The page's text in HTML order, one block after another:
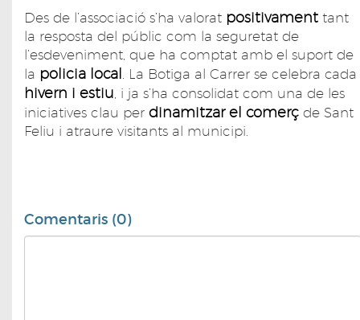
Des de l’associació s’ha valorat positivament tant
la resposta del públic com la seguretat de
l’esdeveniment, que ha comptat amb el suport de
la policia local . La Botiga al Carrer se celebra cada
hivern i estiu , i ja s’ha consolidat com una de les
iniciatives clau per dinamitzar el comerç de Sant
Feliu i atraure visitants al municipi.
Comentaris (0)